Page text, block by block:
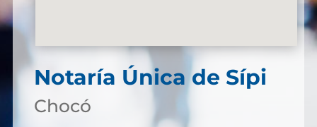
Notaría Única de Sípi
Chocó